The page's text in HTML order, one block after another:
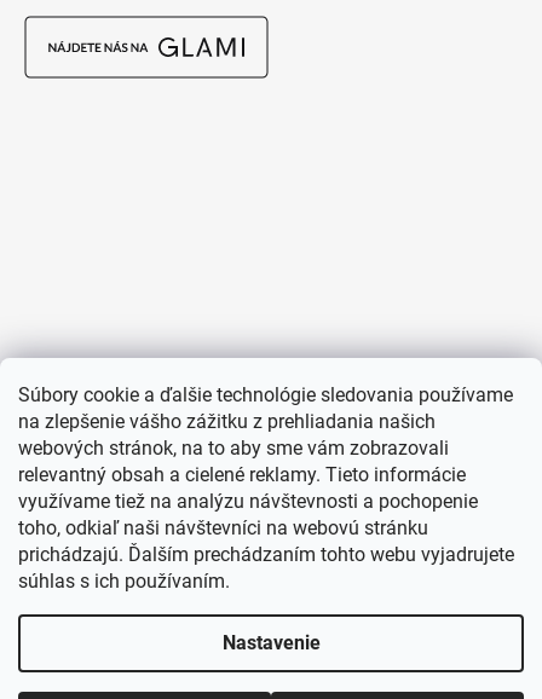
Súbory cookie a ďalšie technológie sledovania používame
na zlepšenie vášho zážitku z prehliadania našich
webových stránok, na to aby sme vám zobrazovali
relevantný obsah a cielené reklamy. Tieto informácie
využívame tiež na analýzu návštevnosti a pochopenie
toho, odkiaľ naši návštevníci na webovú stránku
prichádzajú. Ďalším prechádzaním tohto webu vyjadrujete
súhlas s ich používaním.
Nastavenie